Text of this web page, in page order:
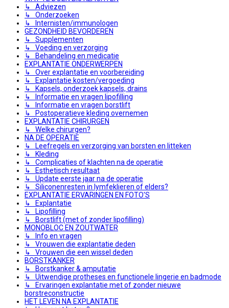
↳ Adviezen
↳ Onderzoeken
↳ Internisten/immunologen
GEZONDHEID BEVORDEREN
↳ Supplementen
↳ Voeding en verzorging
↳ Behandeling en medicatie
EXPLANTATIE ONDERWERPEN
↳ Over explantatie en voorbereiding
↳ Explantatie kosten/vergoeding
↳ Kapsels, onderzoek kapsels, drains
↳ Informatie en vragen lipofilling
↳ Informatie en vragen borstlift
↳ Postoperatieve kleding overnemen
EXPLANTATIE CHIRURGEN
↳ Welke chirurgen?
NA DE OPERATIE
↳ Leefregels en verzorging van borsten en litteken
↳ Kleding
↳ Complicaties of klachten na de operatie
↳ Esthetisch resultaat
↳ Update eerste jaar na de operatie
↳ Siliconenresten in lymfeklieren of elders?
EXPLANTATIE ERVARINGEN EN FOTO'S
↳ Explantatie
↳ Lipofilling
↳ Borstlift (met of zonder lipofilling)
MONOBLOC EN ZOUTWATER
↳ Info en vragen
↳ Vrouwen die explantatie deden
↳ Vrouwen die een wissel deden
BORSTKANKER
↳ Borstkanker & amputatie
↳ Uitwendige protheses en functionele lingerie en badmode
↳ Ervaringen explantatie met of zonder nieuwe
borstreconstructie
HET LEVEN NA EXPLANTATIE